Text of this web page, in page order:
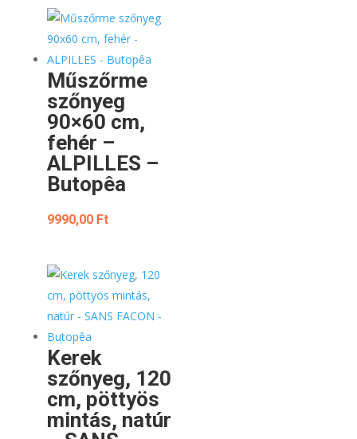
Műszőrme
szőnyeg
90×60 cm,
fehér –
ALPILLES –
Butopêa
9990,00 Ft
Kerek
szőnyeg, 120
cm, pöttyös
mintás, natúr